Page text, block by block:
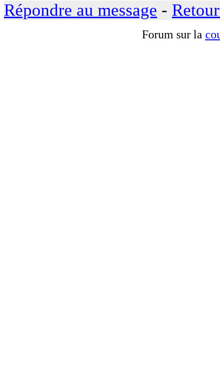
Répondre au message -
Forum sur la